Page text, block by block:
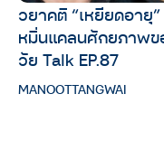
วยาคติ “เหยียดอา
หมิ่นแคลนศักยภาพ
วัย Talk EP.87
MANOOTTANGWAI